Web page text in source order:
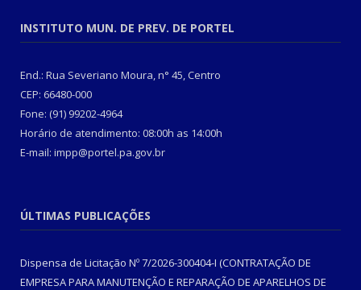
INSTITUTO MUN. DE PREV. DE PORTEL
End.: Rua Severiano Moura, n° 45, Centro
CEP: 66480-000
Fone: (91) 99202-4964
Horário de atendimento: 08:00h as 14:00h
E-mail: impp@portel.pa.gov.br
ÚLTIMAS PUBLICAÇÕES
Dispensa de Licitação Nº 7/2026-300404-I (CONTRATAÇÃO DE
EMPRESA PARA MANUTENÇÃO E REPARAÇÃO DE APARELHOS DE